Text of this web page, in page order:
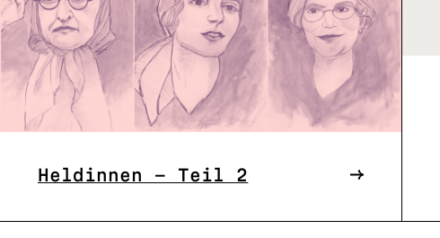
Heldinnen – Teil 2